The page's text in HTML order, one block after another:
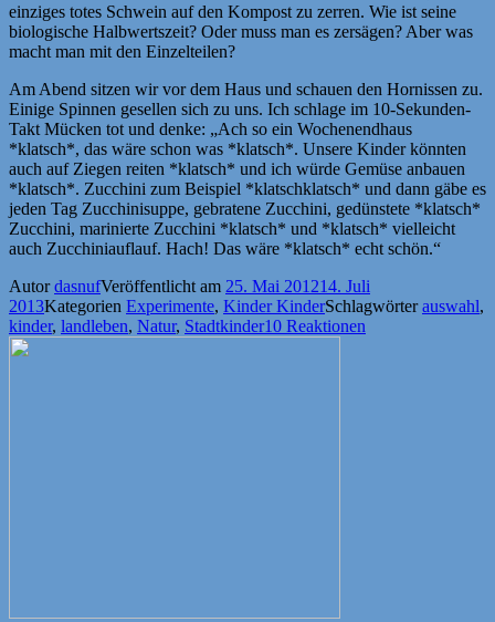
einziges totes Schwein auf den Kompost zu zerren. Wie ist seine
biologische Halbwertszeit? Oder muss man es zersägen? Aber was
macht man mit den Einzelteilen?
Am Abend sitzen wir vor dem Haus und schauen den Hornissen zu.
Einige Spinnen gesellen sich zu uns. Ich schlage im 10-Sekunden-
Takt Mücken tot und denke: „Ach so ein Wochenendhaus
*klatsch*, das wäre schon was *klatsch*. Unsere Kinder könnten
auch auf Ziegen reiten *klatsch* und ich würde Gemüse anbauen
*klatsch*. Zucchini zum Beispiel *klatschklatsch* und dann gäbe es
jeden Tag Zucchinisuppe, gebratene Zucchini, gedünstete *klatsch*
Zucchini, marinierte Zucchini *klatsch* und *klatsch* vielleicht
auch Zucchiniauflauf. Hach! Das wäre *klatsch* echt schön.“
AutordasnufVeröffentlicht am 25. Mai 201214. Juli
2013Kategorien Experimente, Kinder KinderSchlagwörterauswahl,
kinder, landleben, Natur, Stadtkinder10 Reaktionen